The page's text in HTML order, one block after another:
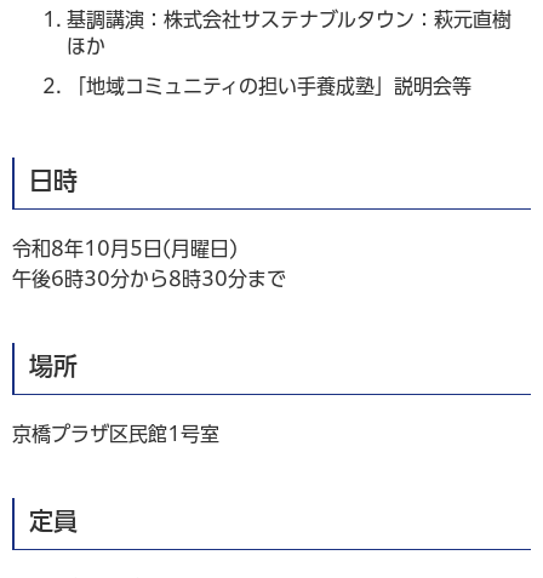
基調講演：株式会社サステナブルタウン：萩元直樹
ほか
「地域コミュニティの担い手養成塾」説明会等
日時
令和8年10月5日(月曜日)
午後6時30分から8時30分まで
場所
京橋プラザ区民館1号室
定員